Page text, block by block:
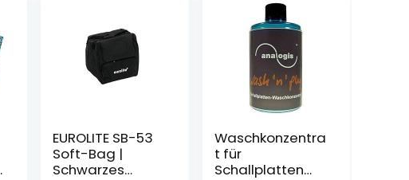
EUROLITE SB-53
Soft-Bag |
Schwarzes
Waschkonzentra
t für
Schallplatten